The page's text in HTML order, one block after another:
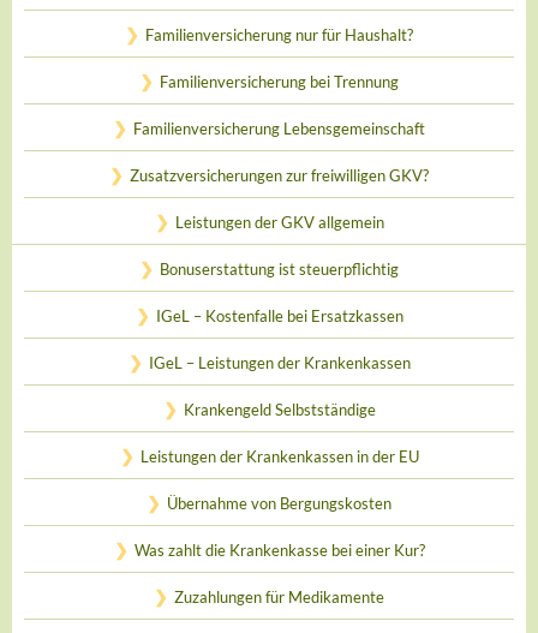
Familienversicherung nur für Haushalt?
Familienversicherung bei Trennung
Familienversicherung Lebensgemeinschaft
Zusatzversicherungen zur freiwilligen GKV?
Leistungen der GKV allgemein
Bonuserstattung ist steuerpflichtig
IGeL – Kostenfalle bei Ersatzkassen
IGeL – Leistungen der Krankenkassen
Krankengeld Selbstständige
Leistungen der Krankenkassen in der EU
Übernahme von Bergungskosten
Was zahlt die Krankenkasse bei einer Kur?
Zuzahlungen für Medikamente